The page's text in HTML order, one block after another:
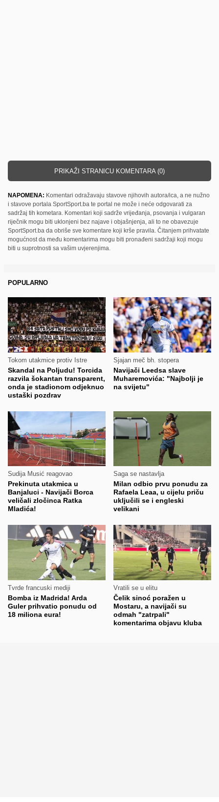
PRIKAŽI STRANICU KOMENTARA (0)
NAPOMENA: Komentari odražavaju stavove njihovih autora/ica, a ne nužno
i stavove portala SportSport.ba te portal ne može i neće odgovarati za
sadržaj tih kometara. Komentari koji sadrže vrijeđanja, psovanja i vulgaran
riječnik mogu biti uklonjeni bez najave i objašnjenja, ali to ne obavezuje
SportSport.ba da obriše sve komentare koji krše pravila. Čitanjem prihvatate
mogućnost da među komentarima mogu biti pronađeni sadržaji koji mogu
biti u suprotnosti sa vašim uvjerenjima.
POPULARNO
Tokom utakmice protiv Istre
Skandal na Poljudu! Torcida
razvila šokantan transparent,
onda je stadionom odjeknuo
ustaški pozdrav
Sjajan meč bh. stopera
Navijači Leedsa slave
Muharemovića: "Najbolji je
na svijetu"
Sudija Musić reagovao
Prekinuta utakmica u
Banjaluci - Navijači Borca
veličali zločinca Ratka
Mladića!
Saga se nastavlja
Milan odbio prvu ponudu za
Rafaela Leaa, u cijelu priču
uključili se i engleski
velikani
Tvrde francuski mediji
Bomba iz Madrida! Arda
Guler prihvatio ponudu od
18 miliona eura!
Vratili se u elitu
Čelik sinoć poražen u
Mostaru, a navijači su
odmah "zatrpali"
komentarima objavu kluba